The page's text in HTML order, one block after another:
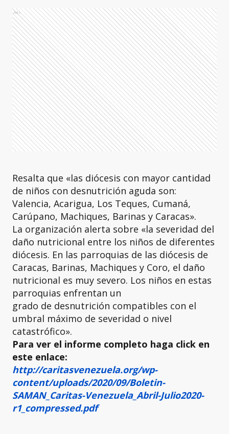
Ads
Resalta que «las diócesis con mayor cantidad
de niños con desnutrición aguda son:
Valencia, Acarigua, Los Teques, Cumaná,
Carúpano, Machiques, Barinas y Caracas».
La organización alerta sobre «la severidad del
daño nutricional entre los niños de diferentes
diócesis. En las parroquias de las diócesis de
Caracas, Barinas, Machiques y Coro, el daño
nutricional es muy severo. Los niños en estas
parroquias enfrentan un
grado de desnutrición compatibles con el
umbral máximo de severidad o nivel
catastrófico».
Para ver el informe completo haga click en
este enlace:
http://caritasvenezuela.org/wp-
content/uploads/2020/09/Boletin-
SAMAN_Caritas-Venezuela_Abril-Julio2020-
r1_compressed.pdf